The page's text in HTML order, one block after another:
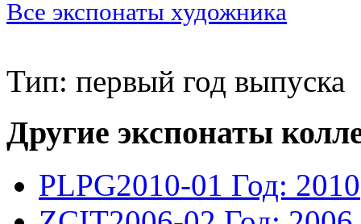
Все экспонаты художника
Тип: первый год выпуска
Другие экспонаты
PLPG2010-01 Год: 2010